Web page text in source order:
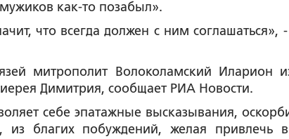
как-то позабыл».
что всегда должен с ним соглашаться»,
митрополит Волоколамский Иларион
Димитрия, сообщает РИА Новости.
себе эпатажные высказывания,
благих побуждений, желая привлечь